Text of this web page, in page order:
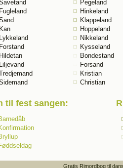
Pegeland
Hinkeland
Klappeland
Hoppeland
Nikkeland
Kysseland
Bondestand
Forsand
Kristian
Christian
til fest sangen:
Gratis Rimordbog til